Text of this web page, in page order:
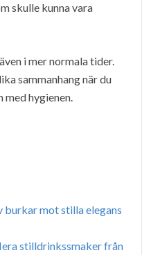
skulle kunna vara
i mer normala tider.
sammanhang när du
med hygienen.
mot stilla elegans
stilldrinkssmaker från